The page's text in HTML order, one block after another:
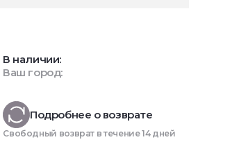
В наличии:
Ваш город:
Подробнее о возврате
Свободный возврат в течение 14 дней